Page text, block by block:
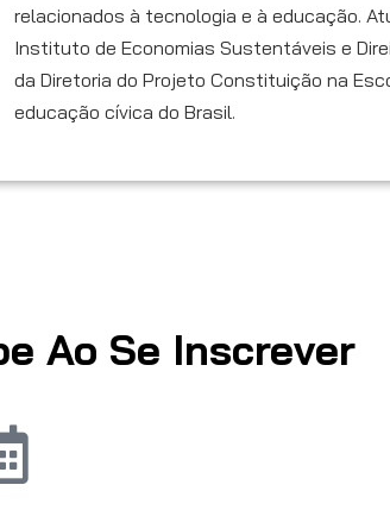
relacionados à tecnologia e à educação.
Instituto de Economias Sustentáveis e
da Diretoria do Projeto Constituição na
educação cívica do Brasil.
Ao Se Inscrever